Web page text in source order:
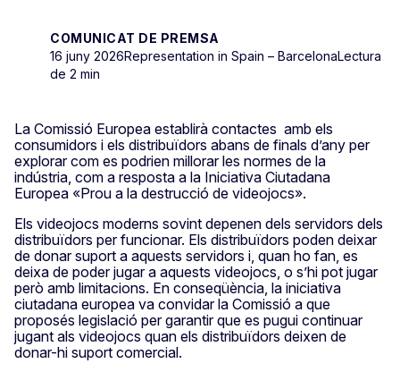
COMUNICAT DE PREMSA
16 juny 2026Representation in Spain – BarcelonaLectura
de 2 min
La Comissió Europea establirà contactes amb els
consumidors i els distribuïdors abans de finals d’any per
explorar com es podrien millorar les normes de la
indústria, com a resposta a la Iniciativa Ciutadana
Europea «Prou a la destrucció de videojocs».
Els videojocs moderns sovint depenen dels servidors dels
distribuïdors per funcionar. Els distribuïdors poden deixar
de donar suport a aquests servidors i, quan ho fan, es
deixa de poder jugar a aquests videojocs, o s’hi pot jugar
però amb limitacions. En conseqüència, la iniciativa
ciutadana europea va convidar la Comissió a que
proposés legislació per garantir que es pugui continuar
jugant als videojocs quan els distribuïdors deixen de
donar-hi suport comercial.